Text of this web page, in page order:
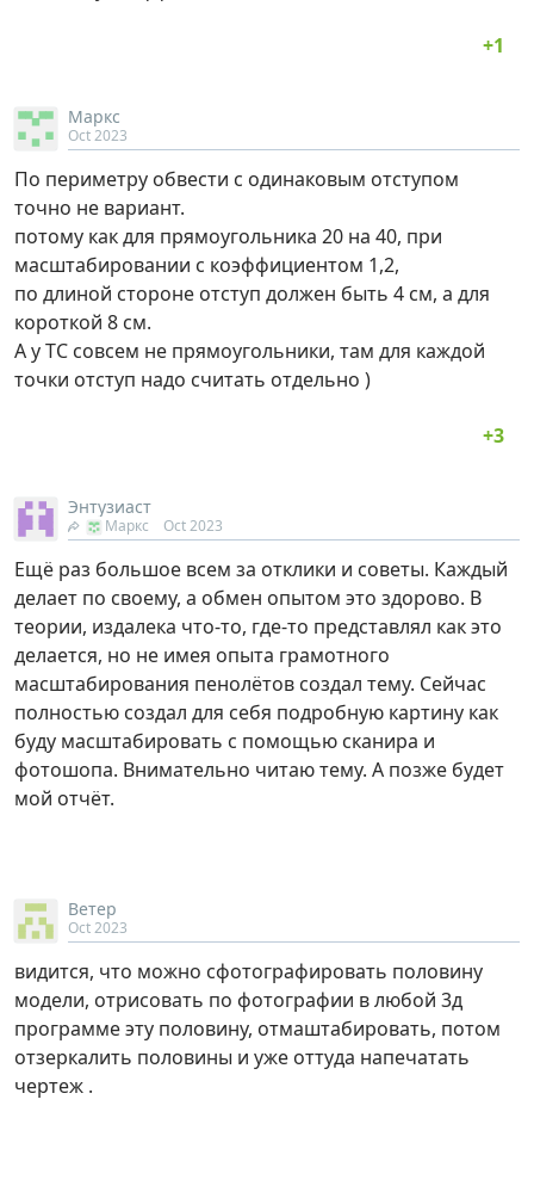
Маркс
Oct 2023
По периметру обвести с одинаковым отступом
точно не вариант.
потому как для прямоугольника 20 на 40, при
масштабировании с коэффициентом 1,2,
по длиной стороне отступ должен быть 4 см, а для
короткой 8 см.
А у ТС совсем не прямоугольники, там для каждой
точки отступ надо считать отдельно )
Энтузиаст
Маркс Oct 2023
Ещё раз большое всем за отклики и советы. Каждый
делает по своему, а обмен опытом это здорово. В
теории, издалека что-то, где-то представлял как это
делается, но не имея опыта грамотного
масштабирования пенолётов создал тему. Сейчас
полностью создал для себя подробную картину как
буду масштабировать с помощью сканира и
фотошопа. Внимательно читаю тему. А позже будет
мой отчёт.
Ветер
Oct 2023
видится, что можно сфотографировать половину
модели, отрисовать по фотографии в любой 3д
программе эту половину, отмаштабировать, потом
отзеркалить половины и уже оттуда напечатать
чертеж .